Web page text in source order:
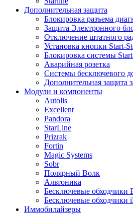
Дополнительная защита
Блокировка разъема
Защита Электронного
Отключение штатного
Установка кнопки Start-
Блокировка системы
Аварийная розетка
Системы бесключевого
Дополнительная защита
Модули и компоненты
Autolis
Excellent
Pandora
StarLine
Prizrak
Fortin
Magic Systems
Sobr
Полярный Волк
Альтоника
Бесключевые обходчики
Бесключевые обходчики
Иммобилайзеры